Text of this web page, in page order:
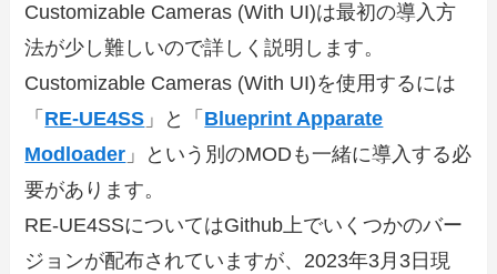
Customizable Cameras (With UI)は最初の導入方
法が少し難しいので詳しく説明します。
Customizable Cameras (With UI)を使用するには
「 RE-UE4SS 」と「 Blueprint Apparate
Modloader 」という別のMODも一緒に導入する必
要があります。
RE-UE4SSについてはGithub上でいくつかのバー
ジョンが配布されていますが、2023年3月3日現